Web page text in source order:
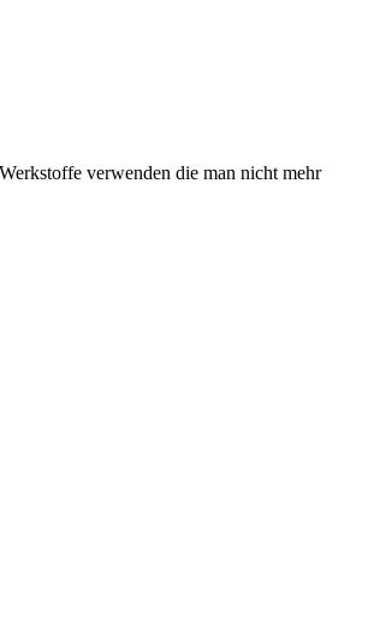
verwenden die man nicht mehr